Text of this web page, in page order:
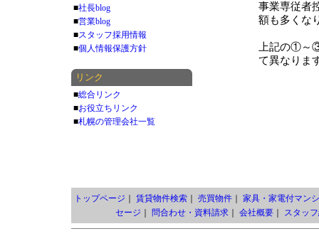
事業専従者
額も多くな
上記の①～
て異なりま
■社長blog
■営業blog
■スタッフ採用情報
■個人情報保護方針
リンク
■総合リンク
■お役立ちリンク
■札幌の管理会社一覧
トップページ 賃貸物件検索｜ 売買物件｜ 家具・家電付マン
セージ
問合わせ・資料請求｜ 会社概要｜ スタッ